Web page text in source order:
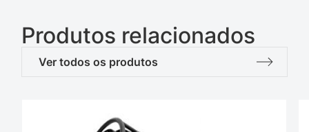
Produtos relacionados
Ver todos os produtos